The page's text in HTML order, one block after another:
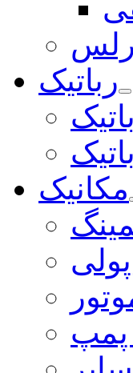
رباتیک
مکانیک
پمپ